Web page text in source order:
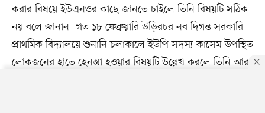
করার বিষয়ে ইউএনওর কাছে জানতে চাইলে তিনি বিষয়টি সঠিক
নয় বলে জানান। গত ১৮ ফেব্রুয়ারি উড়িরচর নব দিগন্ত সরকারি
প্রাথমিক বিদ্যালয়ে শুনানি চলাকালে ইউপি সদস্য কাসেম উপস্থিত
লোকজনের হাতে হেনস্তা হওয়ার বিষয়টি উল্লেখ করলে তিনি আর